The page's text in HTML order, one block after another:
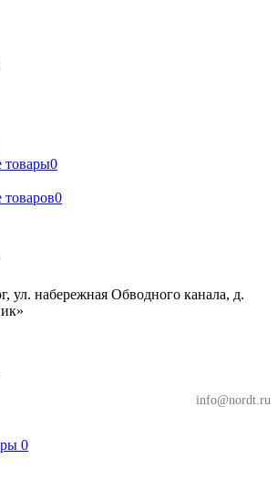
товары0
0
ул. набережная Обводного канала, д.
info@nordt.ru
0